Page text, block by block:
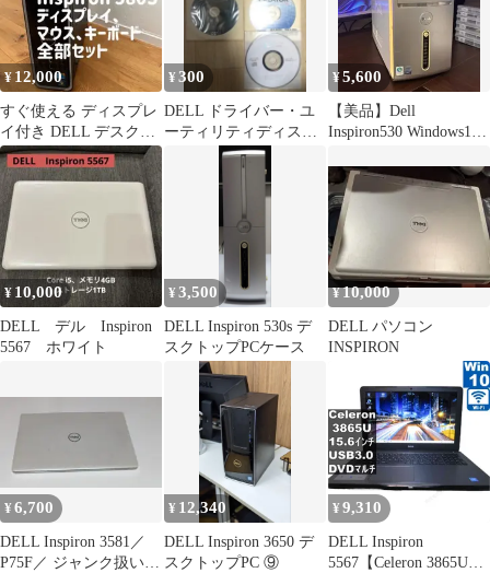
¥ 12,000
すぐ使える ディスプレ
イ付き DELL デスクト
ップパソコン 周辺機器
付属
¥300
DELL ドライバー・ユ
ーティリティディスク
その他 5枚セット
¥5,600
【美品】Dell
Inspiron530 Windows10
¥ 10,000
DELL デル Inspiron
5567 ホワイト
¥3,500
DELL Inspiron 530s デ
スクトップPCケース
¥10,000
DELL パソコン
INSPIRON
¥6,700
DELL Inspiron 3581／
P75F／ ジャンク扱い
¥ 12,340
DELL Inspiron 3650 デ
スクトップPC ⑨
¥ 9,310
DELL Inspiron
5567【Celeron 3865U